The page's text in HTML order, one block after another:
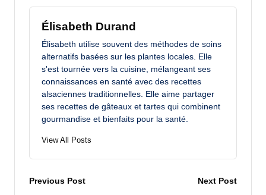
Élisabeth Durand
Élisabeth utilise souvent des méthodes de soins
alternatifs basées sur les plantes locales. Elle
s'est tournée vers la cuisine, mélangeant ses
connaissances en santé avec des recettes
alsaciennes traditionnelles. Elle aime partager
ses recettes de gâteaux et tartes qui combinent
gourmandise et bienfaits pour la santé.
View All Posts
Post
Previous Post Next Post